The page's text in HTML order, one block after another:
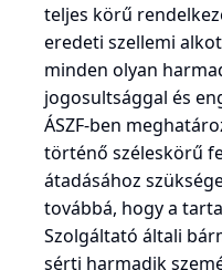
teljes körű
eredeti szellemi
minden olyan
jogosultsággal és
ÁSZF-ben
történő széleskörű
átadásához
továbbá, hogy a
Szolgáltató általi
sérti harmadik